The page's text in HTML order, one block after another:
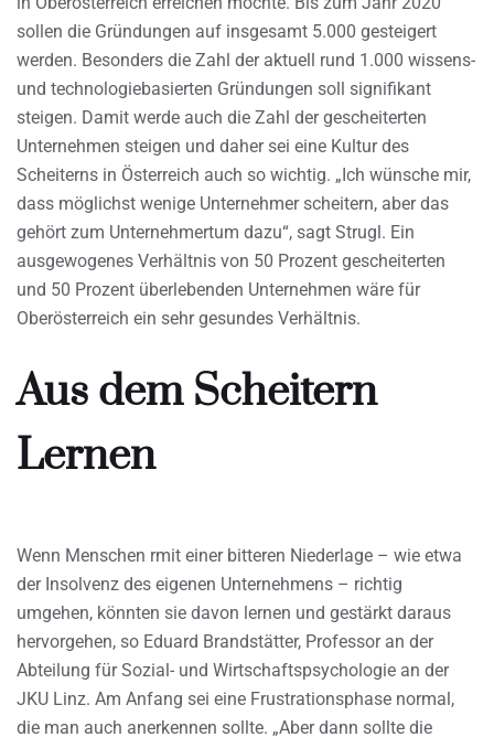
sollen die Gründungen auf insgesamt 5.000 gesteigert
werden. Besonders die Zahl der aktuell rund 1.000 wissens-
und technologiebasierten Gründungen soll signifikant
steigen. Damit werde auch die Zahl der gescheiterten
Unternehmen steigen und daher sei eine Kultur des
Scheiterns in Österreich auch so wichtig. „Ich wünsche mir,
dass möglichst wenige Unternehmer scheitern, aber das
gehört zum Unternehmertum dazu“, sagt Strugl. Ein
ausgewogenes Verhältnis von 50 Prozent gescheiterten
und 50 Prozent überlebenden Unternehmen wäre für
Oberösterreich ein sehr gesundes Verhältnis.
Aus dem Scheitern
Lernen
Wenn Menschen rmit einer bitteren Niederlage – wie etwa
der Insolvenz des eigenen Unternehmens – richtig
umgehen, könnten sie davon lernen und gestärkt daraus
hervorgehen, so Eduard Brandstätter, Professor an der
Abteilung für Sozial- und Wirtschaftspsychologie an der
JKU Linz. Am Anfang sei eine Frustrationsphase normal,
die man auch anerkennen sollte. „Aber dann sollte die